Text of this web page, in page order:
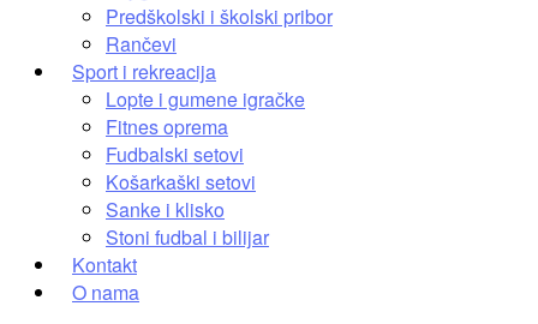
Predškolski i školski pribor
Rančevi
Sport i rekreacija
Lopte i gumene igračke
Fitnes oprema
Fudbalski setovi
Košarkaški setovi
Sanke i klisko
Stoni fudbal i bilijar
Kontakt
O nama